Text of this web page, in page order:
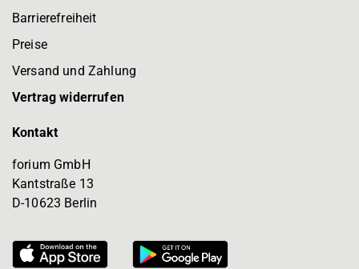
Barrierefreiheit
Preise
Versand und Zahlung
Vertrag widerrufen
Kontakt
forium GmbH
Kantstraße 13
D-10623 Berlin